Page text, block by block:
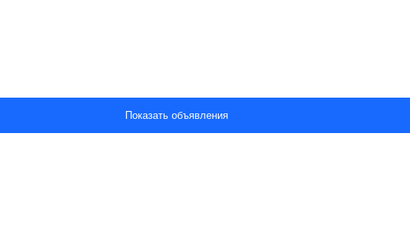
Показать объявления